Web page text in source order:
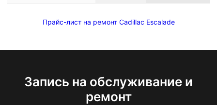
Прайс-лист на ремонт Cadillac Escalade
Запись на обслуживание и
ремонт